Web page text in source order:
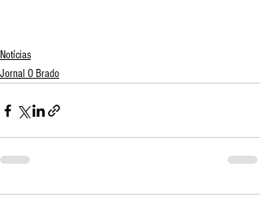
Notícias
Jornal O Brado